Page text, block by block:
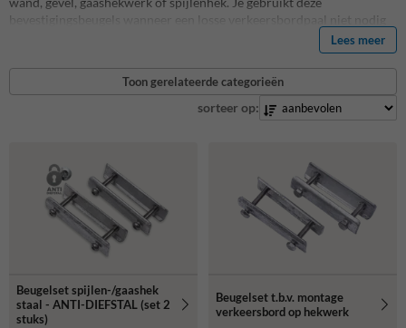
bevestigingsbeugels wanneer een losse verkeersbordpaal niet nodig
is, niet past of niet wenselijk is. Zo plaats je jouw bord direct op de
plek waar de boodschap zichtbaar moet zijn: bij een poort, hek,
ingang, parkeerterrein, gevel, bouwplaats of bedrijfsterrein.
Lees meer
Toon gerelateerde categorieën
sorteer op:
Beugelset spijlen-/gaashek
staal - ANTI-DIEFSTAL (set 2
stuks)
Beugelset t.b.v. montage
verkeersbord op hekwerk